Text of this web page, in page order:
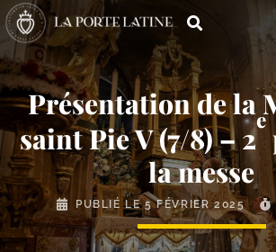
Présentation de la
saint Pie V (7/​8) – 2
e
la messe
PUBLIÉ LE5 FÉVRIER 2025